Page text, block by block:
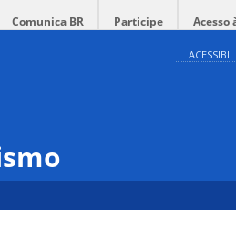
Comunica BR Participe Acesso